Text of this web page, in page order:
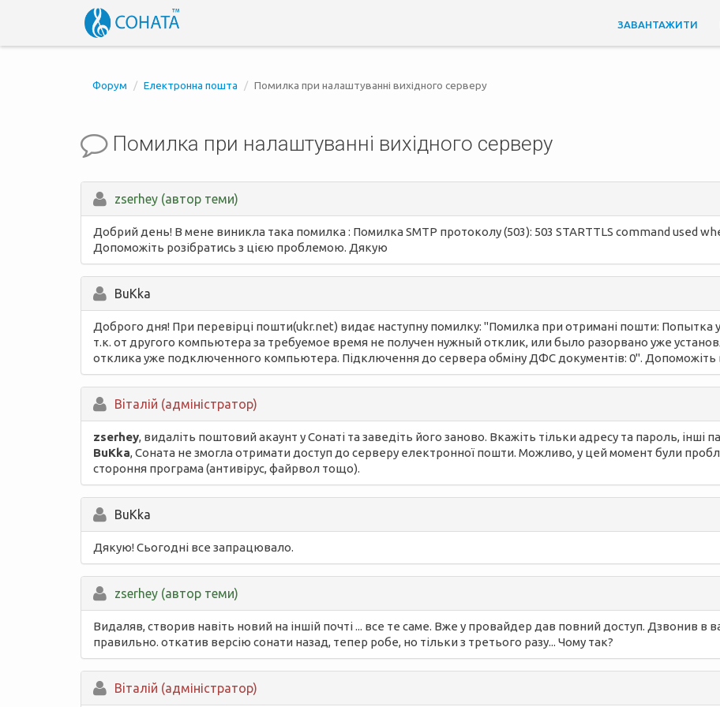
ЗАВАНТАЖИТИ
Форум Електронна пошта Помилка при налаштуванні вихідного серверу
Помилка при налаштуванні вихідного серверу
zserhey (автор теми)
Добрий день! В мене виникла така помилка : Помилка SMTP протоколу (503): 503 STARTTLS command used
Допоможіть розібратись з цією проблемою. Дякую
BuKka
Доброго дня! При перевірці пошти(ukr.net) видає наступну помилку: "Помилка при отримані пошти:
т.к. от другого компьютера за требуемое время не получен нужный отклик, или было разорвано уже
отклика уже подключенного компьютера. Підключення до сервера обміну ДФС документів: 0".
Вiталій (адміністратор)
zserhey, видаліть поштовий акаунт у Сонаті та заведіть його заново. Вкажіть тільки адресу та пароль,
BuKka, Соната не змогла отримати доступ до серверу електронної пошти. Можливо, у цей момент були
стороння програма (антивірус, файрвол тощо).
BuKka
Дякую! Сьогодні все запрацювало.
zserhey (автор теми)
Видаляв, створив навіть новий на іншій почті ... все те саме. Вже у провайдер дав повний доступ. Дзвонив в
правильно. откатив версію сонати назад, тепер робе, но тільки з третього разу... Чому так?
Вiталій (адміністратор)